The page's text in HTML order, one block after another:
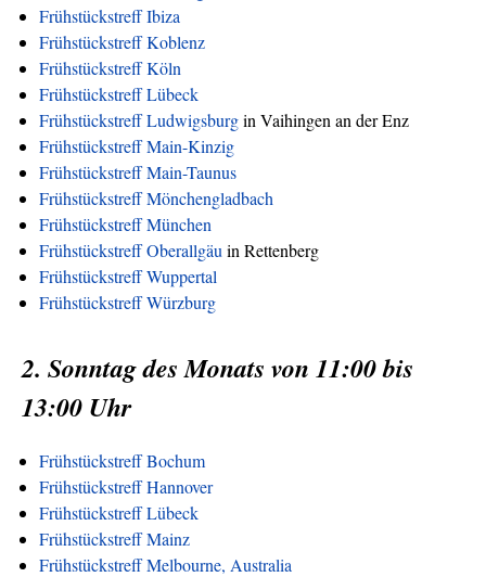
Frühstückstreff Ibiza
Frühstückstreff Koblenz
Frühstückstreff Köln
Frühstückstreff Lübeck
Frühstückstreff Ludwigsburgin Vaihingen an der Enz
Frühstückstreff Main-Kinzig
Frühstückstreff Main-Taunus
Frühstückstreff Mönchengladbach
Frühstückstreff München
Frühstückstreff Oberallgäu in Rettenberg
Frühstückstreff Wuppertal
Frühstückstreff Würzburg
2. Sonntag des Monats von 11:00 bis
13:00 Uhr
Frühstückstreff Bochum
Frühstückstreff Hannover
Frühstückstreff Lübeck
Frühstückstreff Mainz
Frühstückstreff Melbourne, Australia